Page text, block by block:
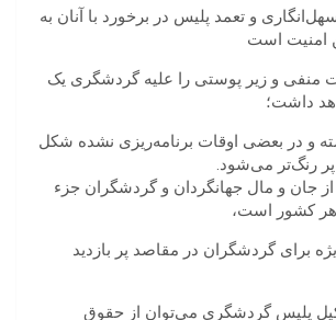
و تعمد پلیس در برخورد با آنان به
امنیت است
منفی و زیر پوستی را علیه گردشگری یک
داشت؛
و در بعضی اوقات برنامه‌ریزی نشده شکل
رنگ‌تر می‌شود.
جان و مال جهانگردان و گردشگران جزء
کشور است،
برای گردشگران در مقاصد پر بازدید
پلیس گردشگری می‌توان از حقوق